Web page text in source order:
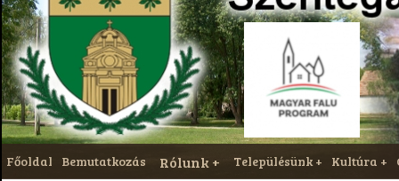
Főoldal Bemutatkozás Rólunk Településünk Kultúra